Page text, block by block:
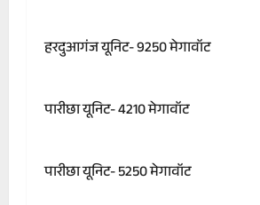
हरदुआगंज यूनिट- 9250 मेगावॉट
पारीछा यूनिट- 4210 मेगावॉट
पारीछा यूनिट- 5250 मेगावॉट